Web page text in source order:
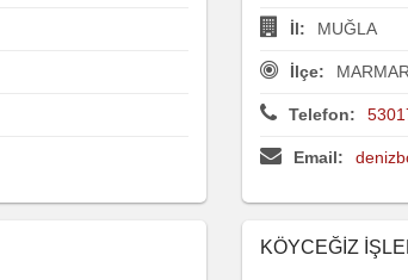
İl: MUĞLA
İlçe:
Telefon:
Email:
KÖYCEĞİZ